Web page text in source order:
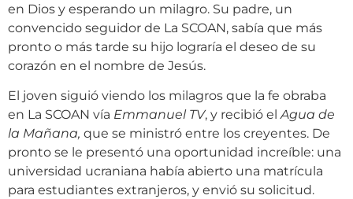
en Dios y esperando un milagro. Su padre, un
convencido seguidor de La SCOAN, sabía que más
pronto o más tarde su hijo lograría el deseo de su
corazón en el nombre de Jesús.
El joven siguió viendo los milagros que la fe obraba
en La SCOAN vía Emmanuel TV, y recibió elAgua de
la Mañana, que se ministró entre los creyentes. De
pronto se le presentó una oportunidad increíble: una
universidad ucraniana había abierto una matrícula
para estudiantes extranjeros, y envió su solicitud.